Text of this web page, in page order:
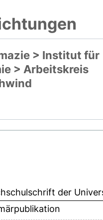
> Institut für
> Arbeitskreis
der